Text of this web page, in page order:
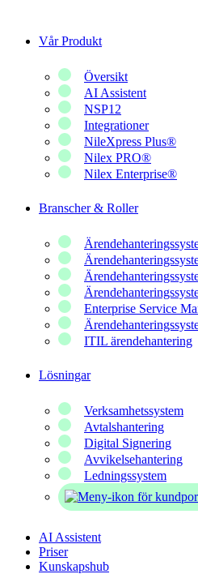
innehållVår Produkt
Översikt
AI Assistent
NSP12
Integrationer
NileXpress Plus®
Nilex PRO®
Nilex Enterprise®
Branscher & Roller
Enterprise Service
ITIL ärendehantering
Lösningar
Verksamhetssystem
Avtalshantering
Digital Signering
Avvikelsehantering
Ledningssystem
AI Assistent
Priser
Kunskapshub